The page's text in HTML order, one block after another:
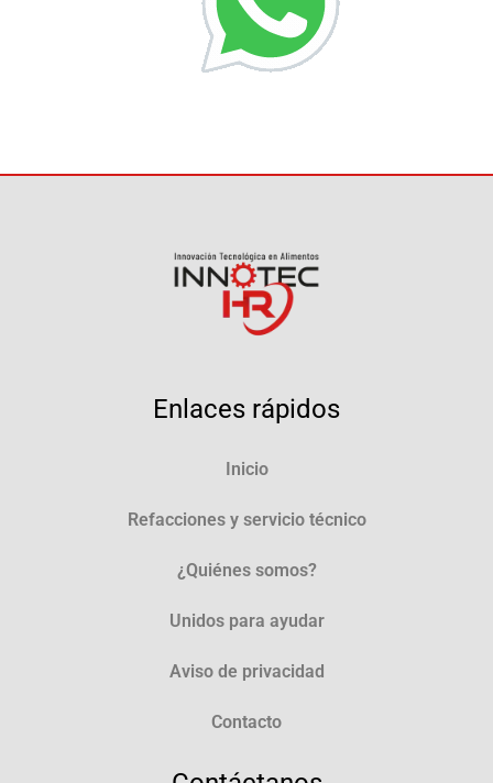
Enlaces rápidos
Inicio
Refacciones y servicio técnico
¿Quiénes somos?
Unidos para ayudar
Aviso de privacidad
Contacto